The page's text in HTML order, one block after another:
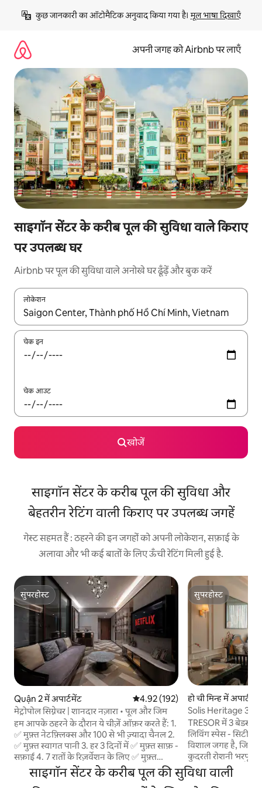
छोड़कर
कॉन्टेंट
कुछ जानकारी का ऑटोमैटिक अनुवाद किया गया है। मूल भाषा दिखाएँ
अपनी जगह को Airbnb पर लाएँ
साइगॉन सेंटर के करीब पूल की सुविधा वाले किराए
पर उपलब्ध घर
Airbnb पर पूल की सुविधा वाले अनोखे घर ढूँढ़ें और बुक करें
लोकेशन
नतीजों के उपलब्ध होने पर, अप और डाउन 'ऐरो की' का इस्तेमाल करके नेविगेट
चेक इन
चेक आउट
खोजें
साइगॉन सेंटर के करीब पूल की सुविधा और
बेहतरीन रेटिंग वाली किराए पर उपलब्ध जगहें
गेस्ट सहमत हैं : ठहरने की इन जगहों को अपनी लोकेशन, सफ़ाई के
अलावा और भी कई बातों के लिए ऊँची रेटिंग मिली हुई है.
सुपरहोस्ट
सुपरहोस्ट
Quận 2 में अपार्टमेंट औसत रेटिंग 5 में से 4.92, 192 समीक्षाएँ
4.92 (192)
मेट्रोपोल सिग्नेचर | शानदार नज़ारा • पूल और जिम
हम आपके ठहरने के दौरान ये चीज़ें ऑफ़र करते हैं: 1.
✅ मुफ़्त नेटफ़्लिक्स और 100 से भी ज़्यादा चैनल 2.
✅ मुफ़्त स्वागत पानी 3. हर 3 दिनों में ✅ मुफ़्त साफ़ -
सफ़ाई 4. 7 रातों के रिज़र्वेशन के लिए ✅ मुफ़्त
एयरपोर्ट पिक - अप या ड्रॉप - ऑफ़ आपके घर के
रूप में, हम प्रदान करते हैं: 1. 🍳 किचन: स्टोव, फ़्रिज,
सुपरहोस्ट
सुपरहोस्ट
हो ची मिन्ह में अपार्टमेंट
Solis Heritage 3
बिटेक्सको 1 मिनट
TRESOR में 3 बेडरूम
लिविंग स्पेस - सिटी सेंटर अपार्टमेंट में एक
विशाल जगह है,
कुदरती रोशनी भरपूर
हवादार बालकनी है,
है। 3 निजी बेडरूम,
साइगॉन सेंटर के करीब पूल की सुविधा वाली